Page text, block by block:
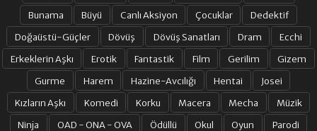
Bunama
Büyü Canlı Aksiyon Çocuklar
Dedektif
Doğaüstü-Güçler
Dövüş Dövüş Sanatları Dram
Ecchi
Erkeklerin Aşkı
Erotik Fantastik Film Gerilim
Gizem
Gurme
Harem Hazine-Avcılığı Hentai
Josei
Kızların Aşkı
Komedi Korku Macera Mecha
Müzik
Ninja
OAD - ONA - OVA Ödüllü Okul Oyun
Parodi